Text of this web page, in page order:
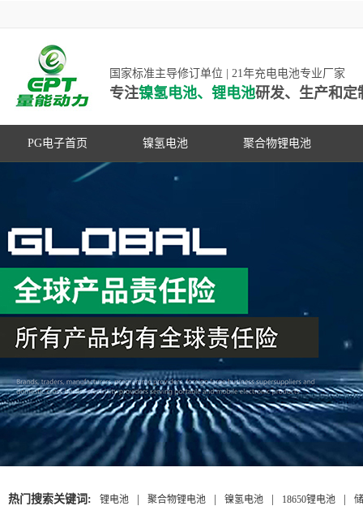
国家标准主导修订单位 | 21年充电电池专业厂家
专注镍氢电池、锂电池研发、生产和定
PG电子首页 镍氢电池 聚合物锂电池
高容量镍氢电池
超低自放电镍氢电池
动力镍氢电池
常规镍氢电池
PG游戏官网是镍氢电池国家标准主导
修订单位，并参与多项锂电池行业国
家标准的制定
热门搜索关键词: 锂电池 聚合物锂电池 镍氢电池 18650锂电池